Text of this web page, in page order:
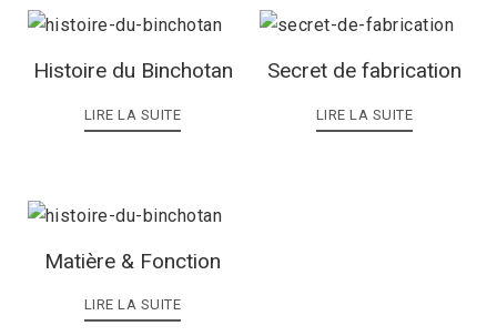
Histoire du Binchotan
LIRE LA SUITE
Secret de fabrication
LIRE LA SUITE
Matière & Fonction
LIRE LA SUITE